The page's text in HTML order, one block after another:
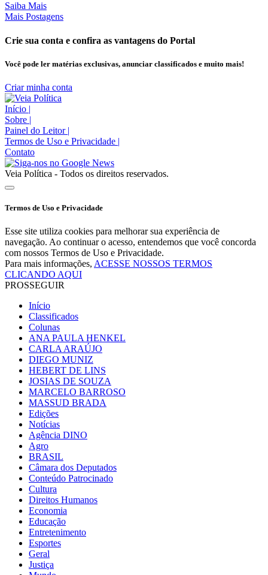
Saiba Mais
Mais Postagens
Crie sua conta e confira as vantagens do Portal
Você pode ler matérias exclusivas, anunciar classificados e muito mais!
Criar minha conta
Início |
Sobre |
Painel do Leitor |
Termos de Uso e Privacidade |
Contato
Veia Política - Todos os direitos reservados.
Termos de Uso e Privacidade
Esse site utiliza cookies para melhorar sua experiência de
navegação. Ao continuar o acesso, entendemos que você concorda
com nossos Termos de Uso e Privacidade.
Para mais informações, ACESSE NOSSOS TERMOS
CLICANDO AQUI
PROSSEGUIR
Início
Classificados
Colunas
ANA PAULA HENKEL
CARLA ARAÚJO
DIEGO MUNIZ
HEBERT DE LINS
JOSIAS DE SOUZA
MARCELO BARROSO
MASSUD BRADA
Edições
Notícias
Agência DINO
Agro
BRASIL
Câmara dos Deputados
Conteúdo Patrocinado
Cultura
Direitos Humanos
Economia
Educação
Entretenimento
Esportes
Geral
Justiça